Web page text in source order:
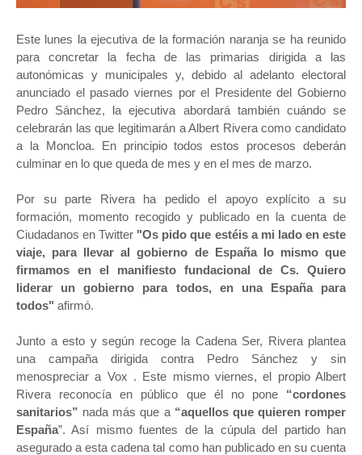
Este lunes la ejecutiva de la formación naranja se ha reunido
para concretar la fecha de las primarias dirigida a las
autonómicas y municipales y, debido al adelanto electoral
anunciado el pasado viernes por el Presidente del Gobierno
Pedro Sánchez, la ejecutiva abordará también cuándo se
celebrarán las que legitimarán a Albert Rivera como candidato
a la Moncloa. En principio todos estos procesos deberán
culminar en lo que queda de mes y en el mes de marzo.
Por su parte Rivera ha pedido el apoyo explícito a su
formación, momento recogido y publicado en la cuenta de
Ciudadanos en Twitter "Os pido que estéis a mi lado en este
viaje, para llevar al gobierno de España lo mismo que
firmamos en el manifiesto fundacional de Cs. Quiero
liderar un gobierno para todos, en una España para
todos" afirmó.
Junto a esto y según recoge la Cadena Ser, Rivera plantea
una campaña dirigida contra Pedro Sánchez y sin
menospreciar a Vox . Este mismo viernes, el propio Albert
Rivera reconocía en público que él no pone“cordones
sanitarios” nada más que a “aquellos que quieren romper
España”. Así mismo fuentes de la cúpula del partido han
asegurado a esta cadena tal como han publicado en su cuenta